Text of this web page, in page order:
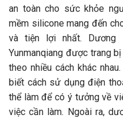
an toàn cho sức khỏe
mềm silicone mang đến
và tiện lợi nhất.
Yunmanqiang được trang
theo nhiều cách khác
biết cách sử dụng điện
thể làm để có ý tưởng về
việc cần làm. Ngoài ra,